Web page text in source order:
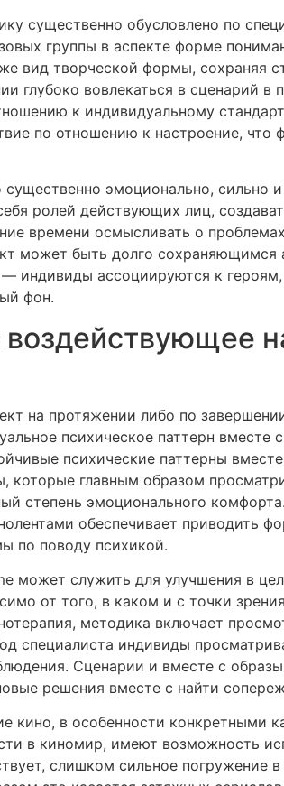
существенно обусловлено по
группы в аспекте форме
вид творческой формы, сохраняя
глубоко вовлекаться в сценарий
к индивидуальному
по отношению к настроение,
эмоционально, сильно
ролей действующих лиц,
времени осмысливать о
может быть долго сохраняющимся
индивиды ассоциируются к
фон.
на протяжении либо по
психическое паттерн вместе
психические паттерны
которые главным образом
степень эмоционального
обеспечивает приводить
по поводу психикой.
может служить для улучшения в
от того, в каком и с точки
методика включает
специалиста индивиды
Сценарии и вместе с
решения вместе с найти
кино, в особенности конкретными
в киномир, имеют возможность
слишком сильное